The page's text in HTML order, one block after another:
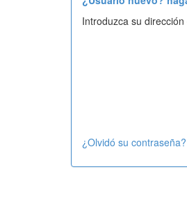
Introduzca su
¿Olvidó su contraseña?